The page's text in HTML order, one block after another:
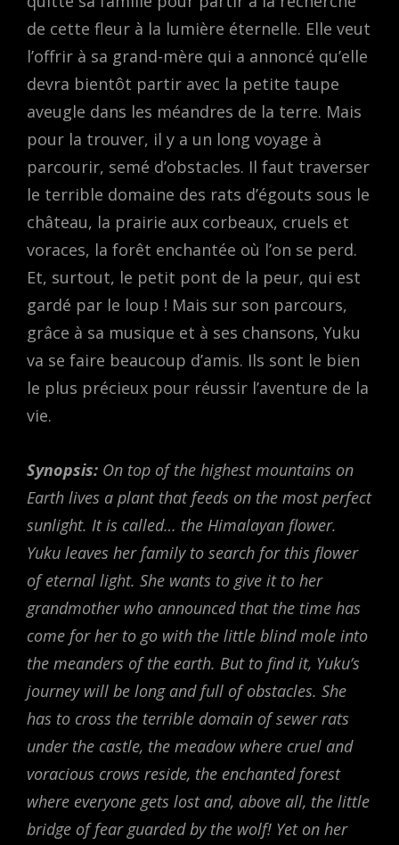
de cette fleur à la lumière éternelle. Elle veut
l’offrir à sa grand-mère qui a annoncé qu’elle
devra bientôt partir avec la petite taupe
aveugle dans les méandres de la terre. Mais
pour la trouver, il y a un long voyage à
parcourir, semé d’obstacles. Il faut traverser
le terrible domaine des rats d’égouts sous le
château, la prairie aux corbeaux, cruels et
voraces, la forêt enchantée où l’on se perd.
Et, surtout, le petit pont de la peur, qui est
gardé par le loup ! Mais sur son parcours,
grâce à sa musique et à ses chansons, Yuku
va se faire beaucoup d’amis. Ils sont le bien
le plus précieux pour réussir l’aventure de la
vie.
Synopsis: ​​​​On top of the highest mountains on
Earth lives a plant that feeds on the most perfect
sunlight. It is called… the Himalayan flower.
Yuku leaves her family to search for this flower
of eternal light. She wants to give it to her
grandmother who announced that the time has
come for her to go with the little blind mole into
the meanders of the earth. But to find it, Yuku’s
journey will be long and full of obstacles. She
has to cross the terrible domain of sewer rats
under the castle, the meadow where cruel and
voracious crows reside, the enchanted forest
where everyone gets lost and, above all, the little
bridge of fear guarded by the wolf! Yet on her